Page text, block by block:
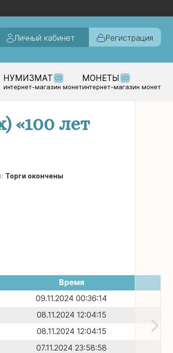
Личный кабинет Регистрация
НУМИЗМАТ
интернет-магазин монет
МОНЕТЫ
интернет-магазин монет
«100 лет
Торги окончены
Время
09.11.2024 00:36:14
08.11.2024 12:04:15
08.11.2024 12:04:15
07.11.2024 23:58:58